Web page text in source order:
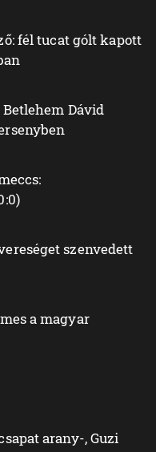
fél tucat gólt kapott
Dávid
szenvedett
a magyar
arany-, Guzi